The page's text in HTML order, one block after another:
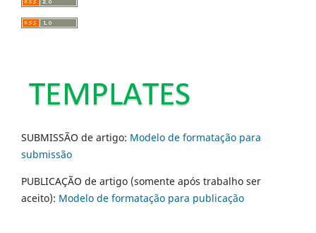
SUBMISSÃO de artigo: Modelo de formatação para
submissão
PUBLICAÇÃO de artigo (somente após trabalho ser
aceito): Modelo de formatação para publicação